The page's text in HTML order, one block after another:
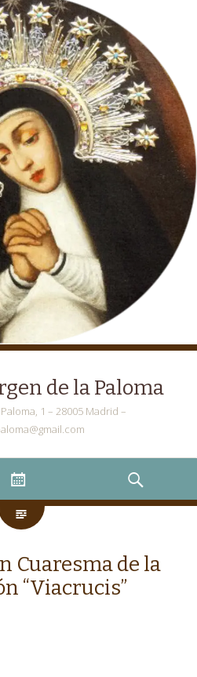
de la Paloma
1 – 28005 Madrid –
Cuaresma de la
“Viacrucis”